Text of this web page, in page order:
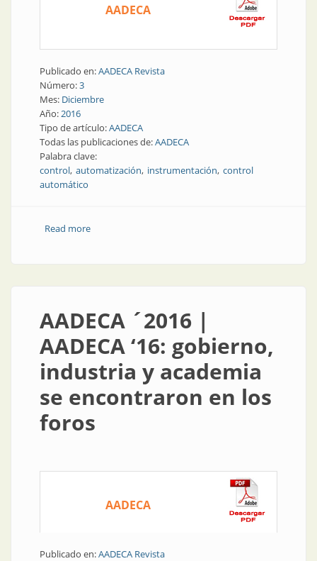
AADECA
Publicado en:AADECA Revista
Número:3
Mes: Diciembre
Año:2016
Tipo de artículo:AADECA
Todas las publicaciones de:AADECA
Palabra clave:
control automatización instrumentación control
automático
Read moreabout AADECA ´16 | AADECA ‘16: empresas muy
AADECA ´2016 |
AADECA ‘16: gobierno,
industria y academia
se encontraron en los
foros
AADECA
Publicado en:AADECA Revista